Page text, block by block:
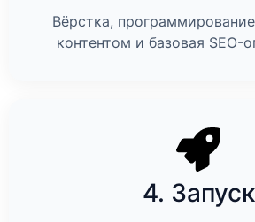
Вёрстка,
контентом и базовая SEO-
4. Запуск